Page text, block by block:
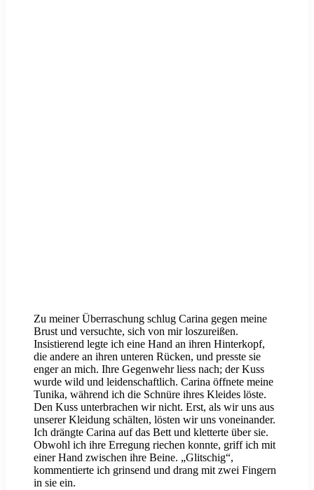
Zu meiner Überraschung schlug Carina gegen meine
Brust und versuchte, sich von mir loszureißen.
Insistierend legte ich eine Hand an ihren Hinterkopf,
die andere an ihren unteren Rücken, und presste sie
enger an mich. Ihre Gegenwehr liess nach; der Kuss
wurde wild und leidenschaftlich. Carina öffnete meine
Tunika, während ich die Schnüre ihres Kleides löste.
Den Kuss unterbrachen wir nicht. Erst, als wir uns aus
unserer Kleidung schälten, lösten wir uns voneinander.
Ich drängte Carina auf das Bett und kletterte über sie.
Obwohl ich ihre Erregung riechen konnte, griff ich mit
einer Hand zwischen ihre Beine. „Glitschig“,
kommentierte ich grinsend und drang mit zwei Fingern
in sie ein.